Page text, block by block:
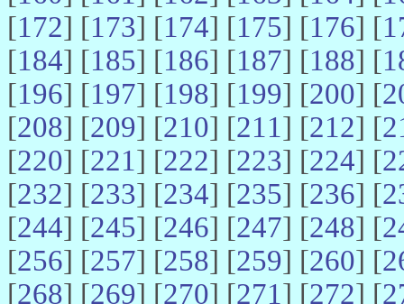
[172] [173] [174] [175] [176] [
[184] [185] [186] [187] [188] [
[196] [197] [198] [199] [200] [
[208] [209] [210] [211] [212] [
[220] [221] [222] [223] [224] [
[232] [233] [234] [235] [236] [
[244] [245] [246] [247] [248] [
[256] [257] [258] [259] [260] [
[268] [269] [270] [271] [272] [